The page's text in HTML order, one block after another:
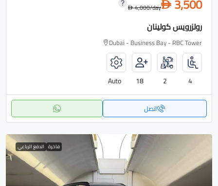
D 3,500
D4,000/day
رولزرويس كولينان
Dubai - Business Bay - RBC Tower
4
2
18
Auto
اتصل
فاخرة الدفع الرباعي